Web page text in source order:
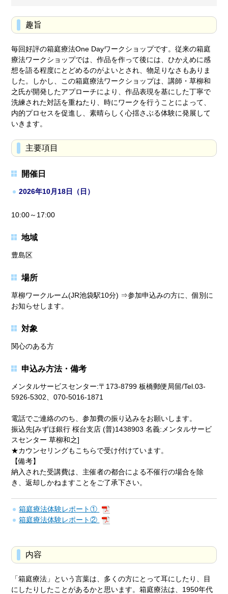
趣旨
毎回好評の箱庭療法One Dayワークショップです。従来の箱庭
療法ワークショップでは、作品を作って後には、ひかえめに感
想を語る程度にとどめるのがよいとされ、物足りなさもありま
した。しかし、この箱庭療法ワークショップは、講師・草柳和
之氏が開発したアプローチにより、作品表現を基にした丁寧で
洗練された対話を重ねたり、時にワークを行うことによって、
内的プロセスを促進し、素晴らしく心揺さぶる体験に発展して
いきます。
主要項目
開催日
2026年10月18日（日）
10:00～17:00
地域
豊島区
場所
草柳ワークルーム(JR池袋駅10分) ⇒参加申込みの方に、個別に
お知らせします。
対象
関心のある方
申込み方法・備考
メンタルサービスセンター:〒173-8799 板橋郵便局留/Tel.03-
5926-5302、070-5016-1871
電話でご連絡ののち、参加費の振り込みをお願いします。
振込先[みずほ銀行 桜台支店 (普)1438903 名義:メンタルサービ
スセンター 草柳和之]
★カウンセリングもこちらで受け付けています。
【備考】
納入された受講費は、主催者の都合による不催行の場合を除
き、返却しかねますことをご了承下さい。
箱庭療法体験レポート①
箱庭療法体験レポート②
内容
「箱庭療法」という言葉は、多くの方にとって耳にしたり、目
にしたりしたことがあるかと思います。箱庭療法は、1950年代